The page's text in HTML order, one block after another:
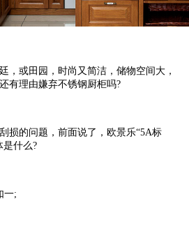
或田园，时尚又简洁，储物空间大，
有理由嫌弃不锈钢厨柜吗?
的问题，前面说了，欧景乐“5A标
是什么?
一;